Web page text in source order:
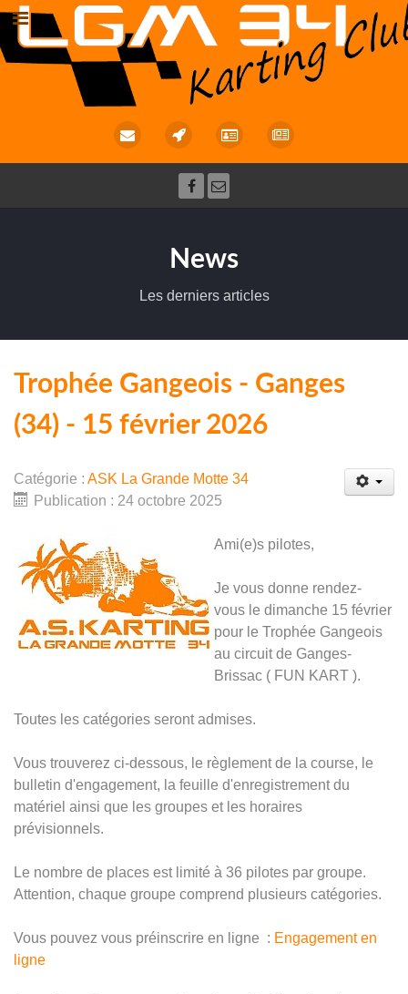
News
Les derniers articles
Trophée Gangeois - Ganges
(34) - 15 février 2026
Catégorie : ASK La Grande Motte 34
Publication : 24 octobre 2025
Ami(e)s pilotes,
Je vous donne rendez-
vous le dimanche 15 février
pour le Trophée Gangeois
au circuit de Ganges-
Brissac ( FUN KART ).
Toutes les catégories seront admises.
Vous trouverez ci-dessous, le règlement de la course, le
bulletin d'engagement, la feuille d'enregistrement du
matériel ainsi que les groupes et les horaires
prévisionnels.
Le nombre de places est limité à 36 pilotes par groupe.
Attention, chaque groupe comprend plusieurs catégories.
Vous pouvez vous préinscrire en ligne : Engagement en
ligne